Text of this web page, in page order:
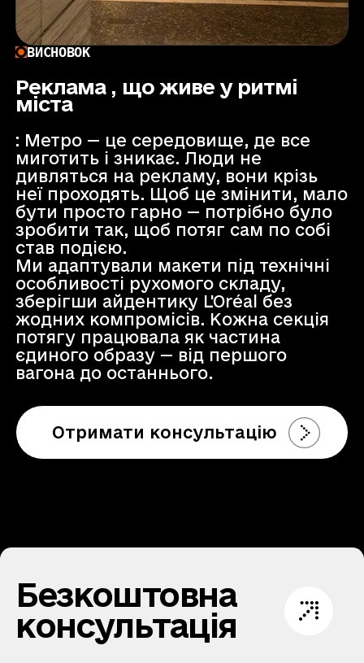
ВИСНОВОК
Реклама , що живе у ритмі
міста
: Метро — це середовище, де все
миготить і зникає. Люди не
дивляться на рекламу, вони крізь
неї проходять. Щоб це змінити, мало
бути просто гарно — потрібно було
зробити так, щоб потяг сам по собі
став подією.
Ми адаптували макети під технічні
особливості рухомого складу,
зберігши айдентику L'Oréal без
жодних компромісів. Кожна секція
потягу працювала як частина
єдиного образу — від першого
вагона до останнього.
Отримати консультацію
Безкоштовна
консультація